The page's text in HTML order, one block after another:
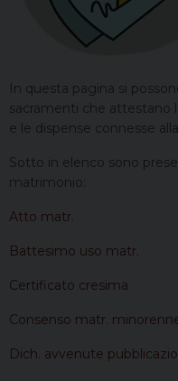
In questa pagina si
sacramenti che attestano
e le dispense connesse
Sotto in elenco sono
matrimonio:
Atto matr.
Battesimo uso matr.
Certificato cresima
Consenso matr.
Dich. avvenute